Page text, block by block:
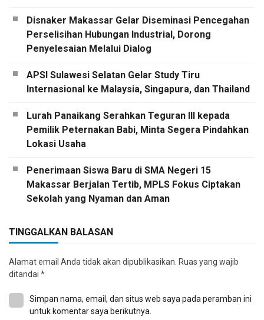
Disnaker Makassar Gelar Diseminasi Pencegahan
Perselisihan Hubungan Industrial, Dorong
Penyelesaian Melalui Dialog
APSI Sulawesi Selatan Gelar Study Tiru
Internasional ke Malaysia, Singapura, dan Thailand
Lurah Panaikang Serahkan Teguran III kepada
Pemilik Peternakan Babi, Minta Segera Pindahkan
Lokasi Usaha
Penerimaan Siswa Baru di SMA Negeri 15
Makassar Berjalan Tertib, MPLS Fokus Ciptakan
Sekolah yang Nyaman dan Aman
TINGGALKAN BALASAN
Alamat email Anda tidak akan dipublikasikan. Ruas yang wajib
ditandai *
Simpan nama, email, dan situs web saya pada peramban ini
untuk komentar saya berikutnya.